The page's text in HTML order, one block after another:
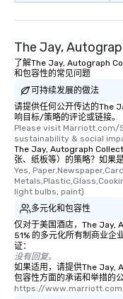
The Jay,
了解The Jay, Autograph
和包容性的常见问题
可持续发展的做法
请提供任何公开传达的The
响目标/策略的评论或链接。
Please visit
sustainability & social
The Jay, Autograph
张、纸板等）的策略？如果
Yes,
light bulbs, paint)
多元化和包容性
仅对于美国酒店，The Jay,
51% 的多元化所有制商业企
证：
没有回复。
如果适用，请提供The Jay,
包容性方面的承诺和举措的
https://